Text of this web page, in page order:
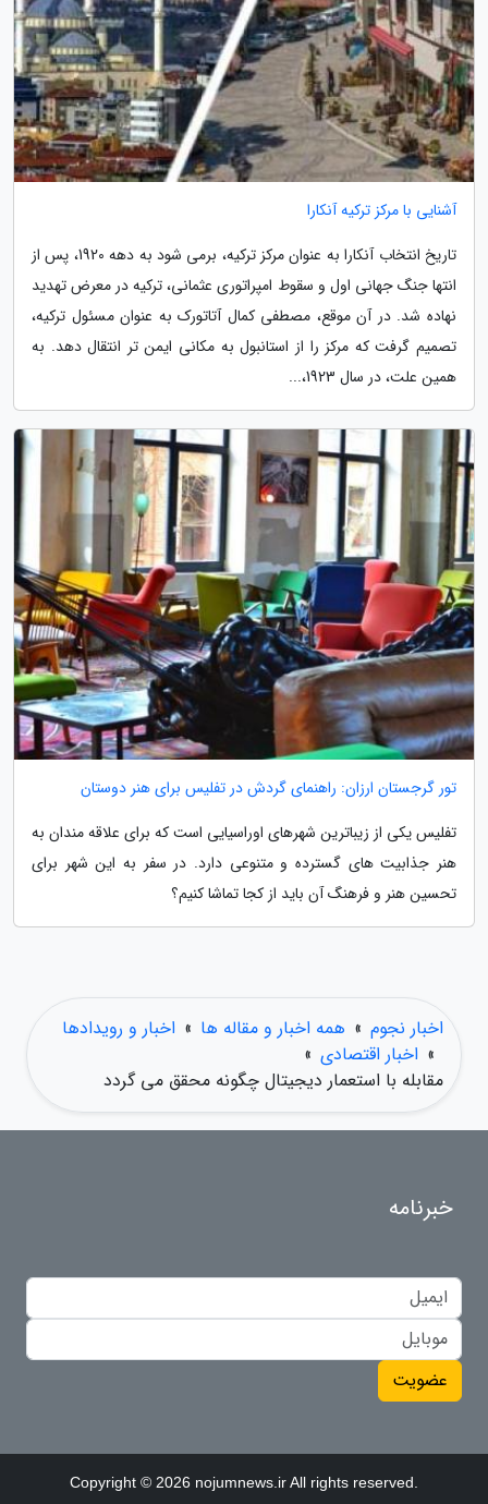
آشنایی با مرکز ترکیه آنکارا
تاریخ انتخاب آنکارا به عنوان مرکز ترکیه، برمی شود به دهه 1920، پس از
انتها جنگ جهانی اول و سقوط امپراتوری عثمانی، ترکیه در معرض تهدید
نهاده شد. در آن موقع، مصطفی کمال آتاتورک به عنوان مسئول ترکیه،
تصمیم گرفت که مرکز را از استانبول به مکانی ایمن تر انتقال دهد. به
همین علت، در سال 1923،...
تور گرجستان ارزان: راهنمای گردش در تفلیس برای هنر دوستان
تفلیس یکی از زیباترین شهرهای اوراسیایی است که برای علاقه مندان به
هنر جذابیت های گسترده و متنوعی دارد. در سفر به این شهر برای
تحسین هنر و فرهنگ آن باید از کجا تماشا کنیم؟
اخبار نجوم » همه اخبار و مقاله ها » اخبار و رویدادها
» اخبار اقتصادی »
مقابله با استعمار دیجیتال چگونه محقق می گردد
خبرنامه
عضویت
Copyright © 2026 nojumnews.ir All rights reserved.